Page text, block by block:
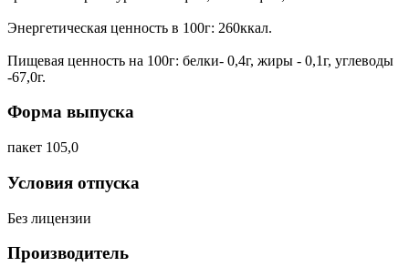
Энергетическая ценность в 100г: 260ккал.
Пищевая ценность на 100г: белки- 0,4г, жиры - 0,1г, углеводы
-67,0г.
Форма выпуска
пакет 105,0
Условия отпуска
Без лицензии
Производитель